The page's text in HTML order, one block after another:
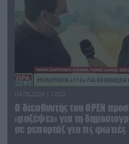
04.08.2026 | 12:02
O διευθυντής του OPEN
«μαζέψει» για τη
σε ρεπορτάζ για τις φωτιές